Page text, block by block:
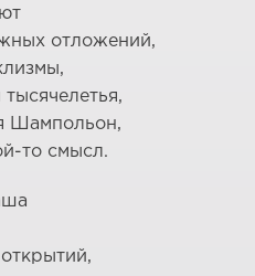
отложений,
Шампольон,
то смысл.